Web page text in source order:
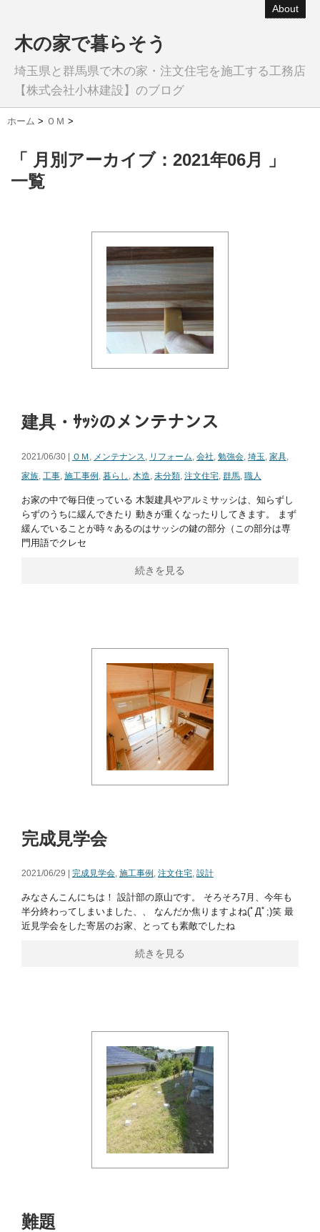
About
木の家で暮らそう
埼玉県と群馬県で木の家・注文住宅を施工する工務店
【株式会社小林建設】のブログ
ホーム > ＯＭ >
「 月別アーカイブ：2021年06月 」
一覧
建具・ｻｯｼのメンテナンス
2021/06/30 | ＯＭ , メンテナンス, リフォーム, 会社, 勉強会, 埼玉, 家具,
家族, 工事, 施工事例 , 暮らし , 木造, 未分類, 注文住宅, 群馬, 職人
お家の中で毎日使っている 木製建具やアルミサッシは、知らずし
らずのうちに緩んできたり 動きが重くなったりしてきます。 まず
緩んでいることが時々あるのはサッシの鍵の部分（この部分は専
門用語でクレセ
続きを見る
完成見学会
2021/06/29 | 完成見学会, 施工事例 , 注文住宅, 設計
みなさんこんにちは！ 設計部の原山です。 そろそろ7月、今年も
半分終わってしまいました、、 なんだか焦りますよね(ﾟДﾟ;)笑 最
近見学会をした寄居のお家、とっても素敵でしたね
続きを見る
難題